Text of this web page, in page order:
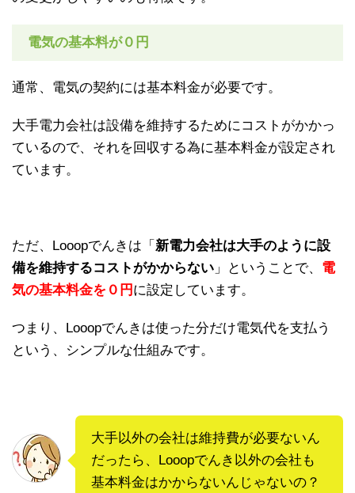
電気の基本料が０円
通常、電気の契約には基本料金が必要です。
大手電力会社は設備を維持するためにコストがかかっ
ているので、それを回収する為に基本料金が設定され
ています。
ただ、Looopでんきは「 新電力会社は大手のように設
備を維持するコストがかからない 」ということで、 電
気の基本料金を０円 に設定しています。
つまり、Looopでんきは使った分だけ電気代を支払う
という、シンプルな仕組みです。
大手以外の会社は維持費が必要ないん
だったら、Looopでんき以外の会社も
基本料金はかからないんじゃないの？